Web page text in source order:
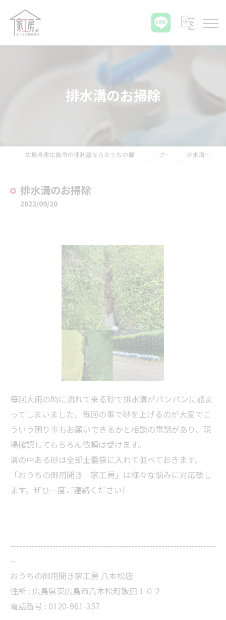
排水溝のお掃除
広島県東広島市の便利屋ならおうちの御用聞き家工房 八本松店 ブログ 排水溝のお掃除
排水溝のお掃除
2022/09/20
毎回大雨の時に流れて来る砂で排水溝がパンパンに詰ま
ってしまいました。毎回の事で砂を上げるのが大変でこ
ういう困り事もお願いできるかと相談の電話があり、現
場確認してもちろん依頼は受けます。
溝の中ある砂は全部土嚢袋に入れて並べておきます。
「おうちの御用聞き 家工房」は様々な悩みに対応致し
ます。ぜひ一度ご連絡ください!
--------------------------------------------------------------------
--
おうちの御用聞き家工房 八本松店
住所 : 広島県東広島市八本松町飯田１０２
電話番号 : 0120-961-357